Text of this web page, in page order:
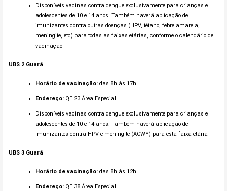
Disponíveis vacinas contra dengue exclusivamente para crianças e
adolescentes de 10 e 14 anos. Também haverá aplicação de
imunizantes contra outras doenças (HPV, tétano, febre amarela,
meningite, etc) para todas as faixas etárias, conforme o calendário de
vacinação
UBS 2 Guará
Horário de vacinação: das 8h às 17h
Endereço:QE 23 Área Especial
Disponíveis vacinas contra dengue exclusivamente para crianças e
adolescentes de 10 e 14 anos. Também haverá aplicação de
imunizantes contra HPV e meningite (ACWY) para esta faixa etária
UBS 3 Guará
Horário de vacinação:das 8h às 12h
Endereço:QE 38 Área Especial